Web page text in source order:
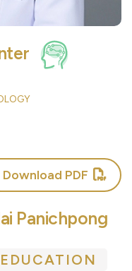
Download PDF
Panichpong
EDUCATION